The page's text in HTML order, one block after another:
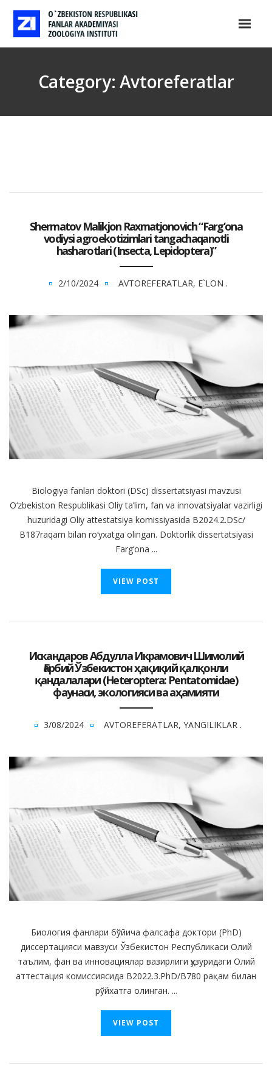
Category: Avtoreferatlar
Shermatov Malikjon Raxmatjonovich “Farg‘ona
vodiysi agroekotizimlari tangachaqanotli
hasharotlari (Insecta, Lepidoptera)”
2/10/2024 AVTOREFERATLAR, E`LON .
Biologiya fanlari doktori (DSc) dissertatsiyasi mavzusi
O‘zbekiston Respublikasi Oliy ta’lim, fan va innovatsiyalar vazirligi
huzuridagi Oliy attestatsiya komissiyasida В2024.2.DSc/
В187raqam bilan ro‘yxatga olingan. Doktorlik dissertatsiyasi
Farg‘ona ...
VIEW POST
Искандаров Абдулла Икрамович Шимолий
Ғарбий Ўзбекистон ҳақиқий қалқонли
қандалалари (Heteroptera: Pentatomidae)
фаунаси, экологияси ва аҳамияти
3/08/2024 AVTOREFERATLAR, YANGILIKLAR .
Биология фанлари бўйича фалсафа доктори (PhD)
диссертацияси мавзуси Ўзбекистон Республикаси Олий
таълим, фан ва инновациялар вазирлиги ҳузуридаги Олий
аттестация комиссиясида В2022.3.PhD/В780 рақам билан
рўйхатга олинган. ...
VIEW POST